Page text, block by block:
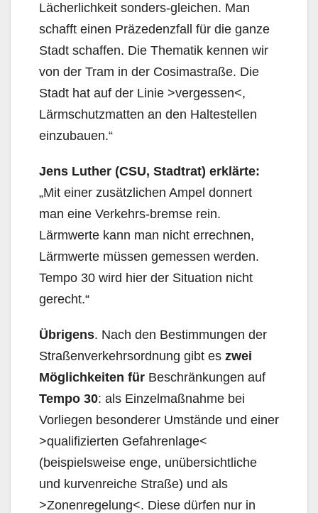
Lächerlichkeit sonders-gleichen. Man
schafft einen Präzedenzfall für die ganze
Stadt schaffen. Die Thematik kennen wir
von der Tram in der Cosimastraße. Die
Stadt hat auf der Linie >vergessen<,
Lärmschutzmatten an den Haltestellen
einzubauen.“
Jens Luther (CSU, Stadtrat) erklärte:
„Mit einer zusätzlichen Ampel donnert
man eine Verkehrs-bremse rein.
Lärmwerte kann man nicht errechnen,
Lärmwerte müssen gemessen werden.
Tempo 30 wird hier der Situation nicht
gerecht.“
Übrigens. Nach den Bestimmungen der
Straßenverkehrsordnung gibt es zwei
Möglichkeiten für Beschränkungen auf
Tempo 30: als Einzelmaßnahme bei
Vorliegen besonderer Umstände und einer
>quali­fizierten Gefahrenlage<
(beispielsweise enge, unübersichtliche
und kurvenreiche Straße) und als
>Zonenregelung<. Diese dürfen nur in